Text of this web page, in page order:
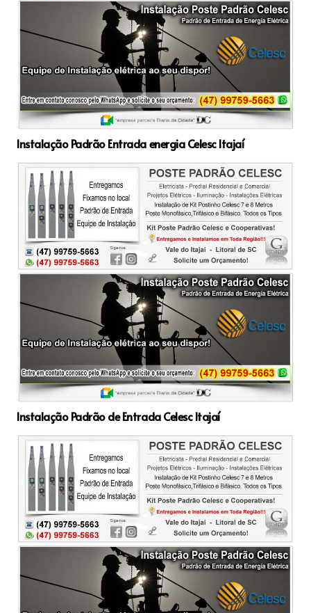
Instalação Padrão Entrada energia Celesc Itajaí
Instalação Padrão de Entrada Celesc Itajaí